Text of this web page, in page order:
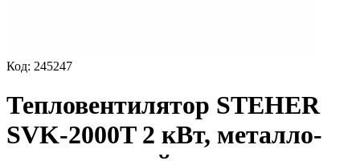
Код: 245247
Тепловентилятор STEHER
SVK-2000T 2 кВт, металло-